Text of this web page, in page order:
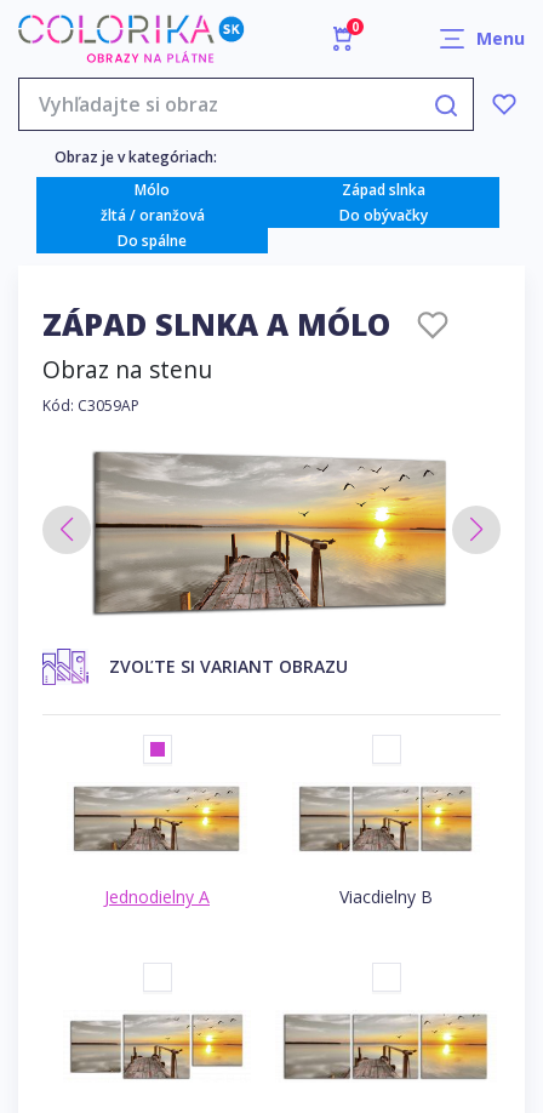
0 Menu
Obraz je v kategóriach:
Mólo
Západ slnka
žltá / oranžová
Do obývačky
Do spálne
ZÁPAD SLNKA A MÓLO
Obraz na stenu
Kód: C3059AP
ZVOĽTE SI VARIANT OBRAZU
Jednodielny A Viacdielny B